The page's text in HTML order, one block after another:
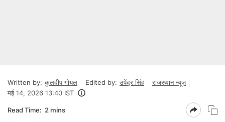
Written by: कुलदीप गोयल Edited by: उपेंद्र सिंह
राजस्थान न्यूज़
मई 14, 2026 13:40 IST
Read Time: 2 mins